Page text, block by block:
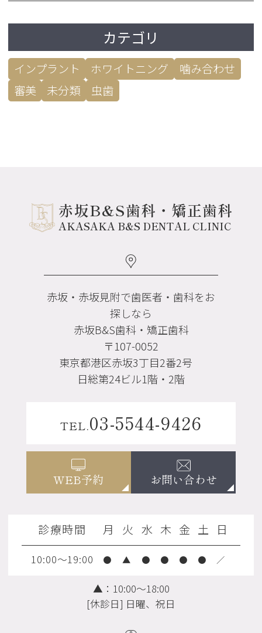
カテゴリ
インプラント ホワイトニング
噛み合わせ
審美
未分類 虫歯
赤坂B&S歯科・矯正歯科
AKASAKA B&S DENTAL CLINIC
赤坂・赤坂見附で歯医者・歯科をお
探しなら
赤坂B&S歯科・矯正歯科
〒107-0052
東京都港区赤坂3丁目2番2号
日総第24ビル1階・2階
TEL. 03-5544-9426
WEB予約 お問い合わせ
診療時間 月 火 水 木 金 土 日
10:00～19:00 ● ▲ ● ● ● ● ／
▲：10:00～18:00
[休診日] 日曜、祝日